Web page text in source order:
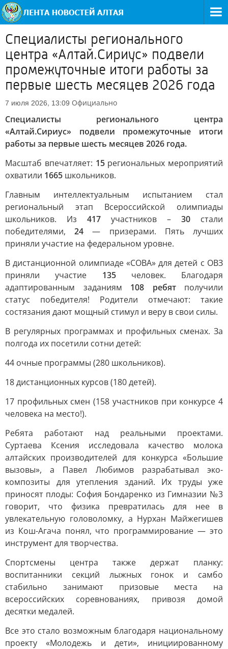
Специалисты регионального
центра «Алтай.Сириус» подвели
промежуточные итоги работы за
первые шесть месяцев 2026 года
7 июля 2026, 13:09 Официально
Специалисты регионального центра
«Алтай.Сириус» подвели промежуточные итоги
работы за первые шесть месяцев 2026 года.
Масштаб впечатляет: 15региональных мероприятий
охватили 1665 школьников.
Главным интеллектуальным испытанием стал
региональный этап Всероссийской олимпиады
школьников. Из 417 участников – 30 стали
победителями,24 — призерами. Пять лучших
приняли участие на федеральном уровне.
В дистанционной олимпиаде «СОВА» для детей с ОВЗ
приняли участие 135человек. Благодаря
адаптированным заданиям 108 ребятполучили
статус победителя! Родители отмечают: такие
состязания дают мощный стимул и веру в свои силы.
В регулярных программах и профильных сменах. За
полгода их посетили сотни детей:
44 очные программы (280 школьников).
18 дистанционных курсов (180 детей).
17 профильных смен (158 участников при конкурсе 4
человека на место!).
Ребята работают над реальными проектами.
Суртаева Ксения исследовала качество молока
алтайских производителей для конкурса «Большие
вызовы», а Павел Любимов разрабатывал эко-
композиты для утепления зданий. Их труды уже
приносят плоды: София Бондаренко из Гимназии №3
говорит, что физика превратилась для нее в
увлекательную головоломку, а Нурхан Майжегишев
из Кош-Агача понял, что программирование — это
инструмент для творчества.
Спортсмены центра также держат планку:
воспитанники секций лыжных гонок и самбо
стабильно занимают призовые места на
всероссийских соревнованиях, привозя домой
десятки медалей.
Все это стало возможным благодаря национальному
проекту «Молодежь и дети», инициированному